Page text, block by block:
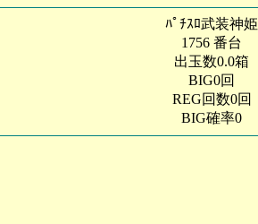
ﾊﾟﾁｽﾛ武装神姫
1756 番台
出玉数0.0箱
BIG0回
REG回数0回
BIG確率0